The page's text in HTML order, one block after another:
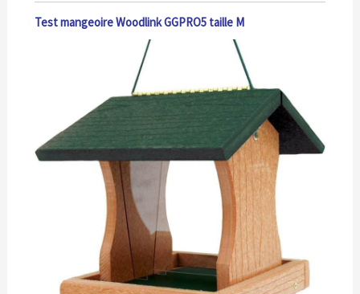
Test mangeoire Woodlink GGPRO5 taille M